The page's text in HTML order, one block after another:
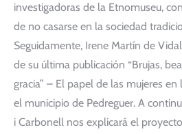
investigadoras de la Etnomuseu,
de no casarse en la sociedad
Seguidamente, Irene Martín de
de su última publicación “Brujas,
gracia” – El papel de las mujeres
el municipio de Pedreguer. A
i Carbonell nos explicará el